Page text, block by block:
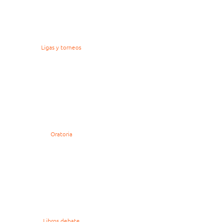
Ligas y torneos
Oratoria